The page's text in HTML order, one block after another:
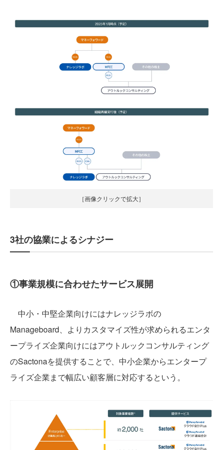
［画像クリックで拡大］
3社の協業によるシナジー
①事業規模に合わせたサービス展開
中小・中堅企業向けにはナレッジラボの
Manageboard、よりカスタマイズ性が求められるエンタ
ープライズ企業向けにはアウトルックコンサルティング
のSactonaを提供することで、中小企業からエンタープ
ライズ企業まで幅広い顧客層に対応するという。